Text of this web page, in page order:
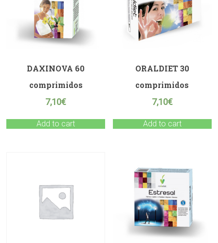
DAXINOVA 60
comprimidos
7,10€
Add to cart
ORALDIET 30
comprimidos
7,10€
Add to cart